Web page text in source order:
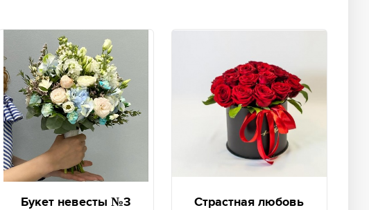
Букет невесты №3 Страстная любовь